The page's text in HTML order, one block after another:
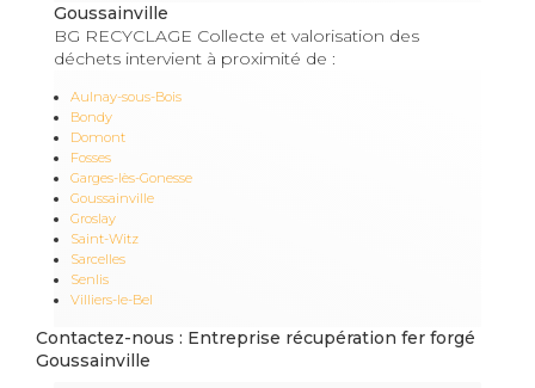
Goussainville
BG RECYCLAGE Collecte et valorisation des
déchets intervient à proximité de :
Aulnay-sous-Bois
Bondy
Domont
Fosses
Garges-lès-Gonesse
Goussainville
Groslay
Saint-Witz
Sarcelles
Senlis
Villiers-le-Bel
Contactez-nous : Entreprise récupération fer forgé
Goussainville